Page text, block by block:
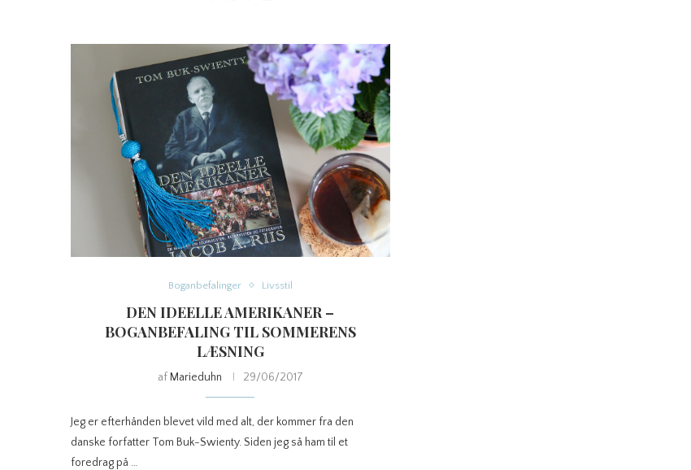
Boganbefalinger Livsstil
DEN IDEELLE AMERIKANER –
BOGANBEFALING TIL SOMMERENS
LÆSNING
af Marieduhn 29/06/2017
Jeg er efterhånden blevet vild med alt, der kommer fra den
danske forfatter Tom Buk-Swienty. Siden jeg så ham til et
foredrag på …